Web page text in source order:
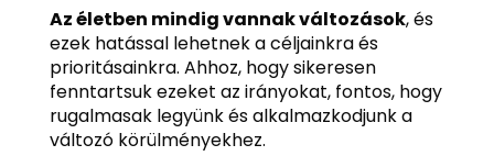
Az életben mindig vannak változások, és
ezek hatással lehetnek a céljainkra és
prioritásainkra. Ahhoz, hogy sikeresen
fenntartsuk ezeket az irányokat, fontos, hogy
rugalmasak legyünk és alkalmazkodjunk a
változó körülményekhez.